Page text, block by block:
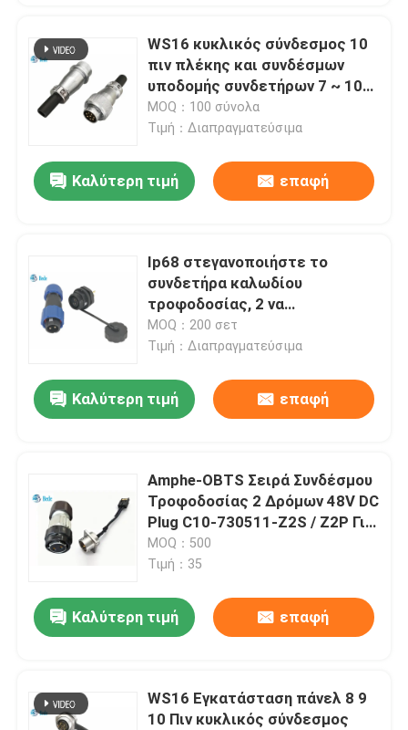
Σπίτι
WS16 κυκλικός σύνδεσμος 10
πιν πλέκης και συνδέσμων
υποδομής συνδετήρων 7 ~ 10
πιν 5A 400V
MOQ：100 σύνολα
Τιμή：Διαπραγματεύσιμα
Καλύτερη τιμή επαφή
Ip68 στεγανοποιήστε το
συνδετήρα καλωδίου
τροφοδοσίας, 2 να
τοποθετήσει επιτροπής
καρφιτσών M13 συνδετήρας
MOQ：200 σετ
Τιμή：Διαπραγματεύσιμα
Καλύτερη τιμή επαφή
Amphe-OBTS Σειρά Συνδέσμου
Τροφοδοσίας 2 Δρόμων 48V DC
Plug C10-730511-Z2S / Z2P Για
Πύργο Κινητής Τηλεφωνίας
MOQ：500
Τιμή：35
Καλύτερη τιμή επαφή
WS16 Εγκατάσταση πάνελ 8 9
10 Πιν κυκλικός σύνδεσμος